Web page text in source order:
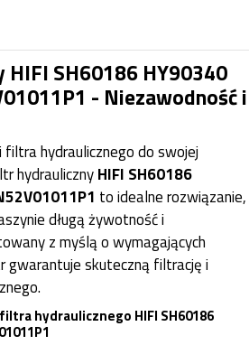
SH60186 HY90340
- Niezawodność i
hydraulicznego do swojej
hydraulicznyHIFI SH60186
to idealne rozwiązanie,
długą żywotność i
z myślą o wymagających
gwarantuje skuteczną filtrację i
hydraulicznego HIFI SH60186